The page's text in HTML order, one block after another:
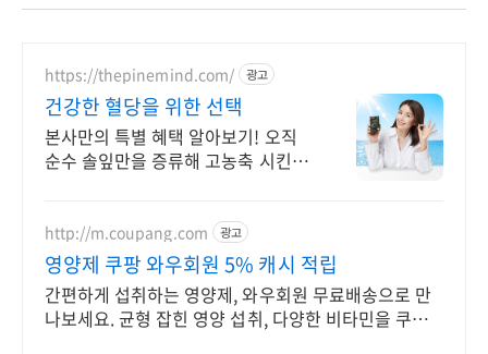
https://thepinemind.com/ 광고
건강한 혈당을 위한 선택
본사만의 특별 혜택 알아보기! 오직
순수 솔잎만을 증류해 고농축 시킨 그
http://m.coupang.com 광고
영양제 쿠팡 와우회원 5% 캐시 적립
간편하게 섭취하는 영양제, 와우회원 무료배송으로 만
나보세요. 균형 잡힌 영양 섭취, 다양한 비타민을 쿠팡